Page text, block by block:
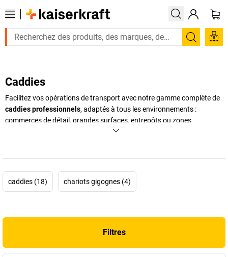
Caddies
Facilitez vos opérations de transport avec notre gamme complète de
caddies professionnels, adaptés à tous les environnements :
commerces de détail, grandes surfaces, entrepôts ou zones
industrielles. Que vous cherchiez uncaddie de supermarché
logistique, améliorer l’efficacité des flux de marchandises et offrir une
+Afficher plus
caddies (18) chariots gigognes (4)
Filtres